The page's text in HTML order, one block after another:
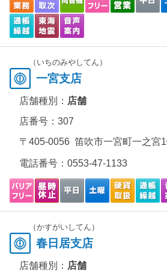
（いちのみやしてん）
一宮支店
店舗種別： 店舗
店番号：307
〒405-0056 笛吹市一宮町一之宮
電話番号： 0553-47-1133
（かすがいしてん）
春日居支店
店舗種別： 店舗